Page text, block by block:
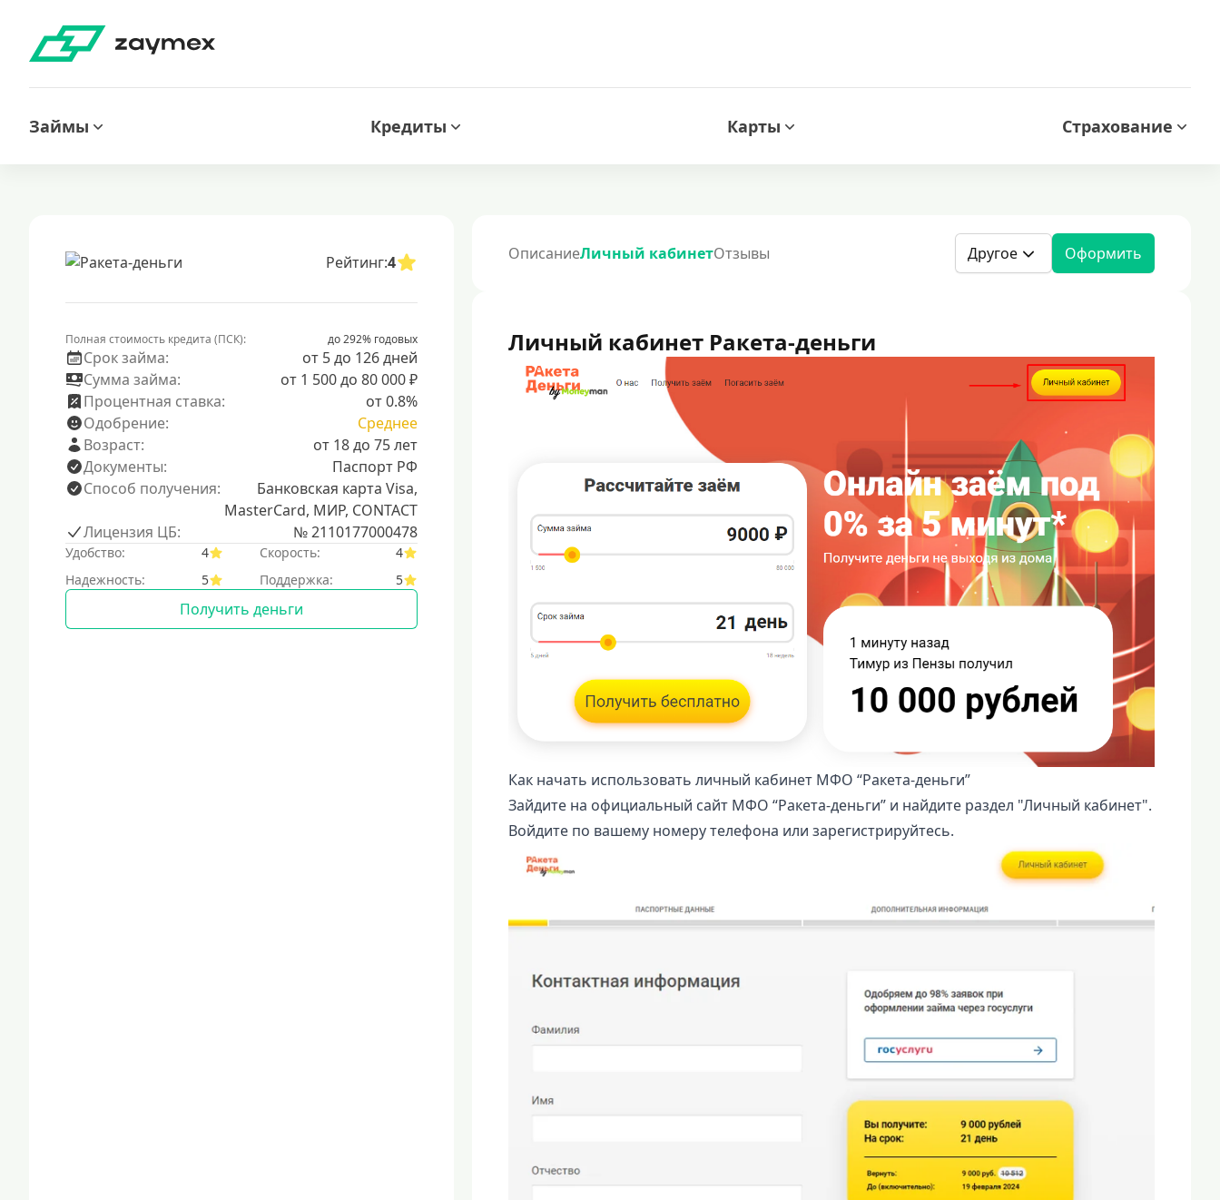
Займы Кредиты Карты Страхование
Рейтинг:4
Полная стоимость кредита (ПСК): до 292% годовых
Срок займа:
от 5 до 126 дней
Сумма займа:
от 1 500 до 80 000 ₽
Процентная ставка:
от 0.8%
Одобрение:
Среднее
Возраст:
от 18 до 75 лет
Документы:
Паспорт РФ
Способ получения:
Банковская карта Visa,
MasterCard, МИР, CONTACT
Лицензия ЦБ:
№ 2110177000478
Удобство: 4 Скорость:
4
Надежность:
5 Поддержка: 5
Получить деньги
ОписаниеЛичный кабинетОтзывы Другое Оформить
Личный кабинет Ракета-деньги
Как начать использовать личный кабинет МФО “Ракета-деньги”
Зайдите на официальный сайт МФО “Ракета-деньги” и найдите раздел "Личный кабинет".
Войдите по вашему номеру телефона или зарегистрируйтесь.